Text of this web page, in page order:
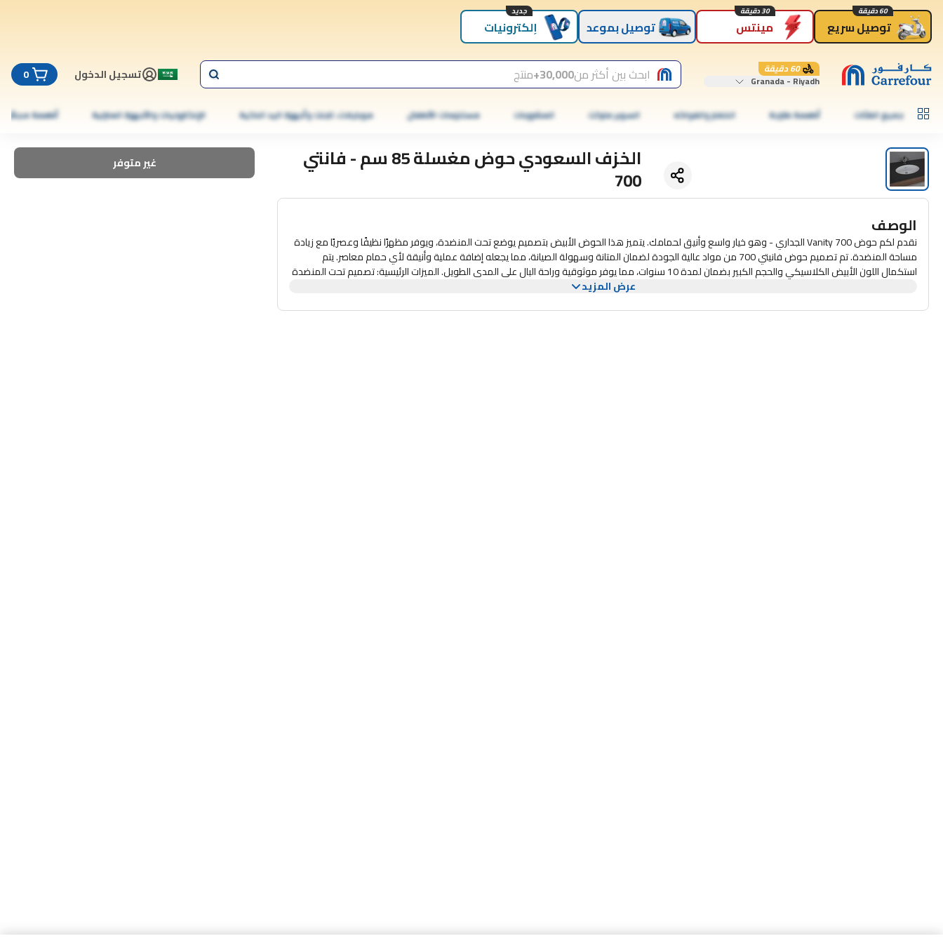
توصيل سريع
60 دقيقة
مينتس
30 دقيقة
توصيل بموعد إلكترونيات
جديد
60 دقيقة
Granada - Riyadh ابحث بين أكثر من30,000+ منتج تسجيل الدخول 0
جميع الفئات أطعمة طازجة الخضار والفواكه السوبر ماركت المشروبات مستلزمات الأطفال موبايلات، تابلت وأجهزة اليد الذكية الإلكترونيات والأجهزة المنزلية أطعمة مجمّدة
الخزف السعودي حوض مغسلة 85 سم - فانتي
700
غير متوفر
الوصف
نقدم لكم حوض Vanity 700 الجداري - وهو خيار واسع وأنيق لحمامك. يتميز هذا الحوض الأبيض بتصميم يوضع تحت المنضدة، ويوفر مظهرًا نظيفًا وعصريًا مع زيادة
مساحة المنضدة. تم تصميم حوض فانيتي 700 من مواد عالية الجودة لضمان المتانة وسهولة الصيانة، مما يجعله إضافة عملية وأنيقة لأي حمام معاصر. يتم
استكمال اللون الأبيض الكلاسيكي والحجم الكبير بضمان لمدة 10 سنوات، مما يوفر موثوقية وراحة البال على المدى الطويل. الميزات الرئيسية: تصميم تحت المنضدة
للحصول على مظهر أنيق وموفر للمساحة حجم كبير لمساحة غسيل واسعة لمسة نهائية بيضاء أنيقة لمظهر خالد ومتعدد الاستخدامات بناء متين لأداء دائم سهلة
العملية. اطلب الآن واستمتع بحوض عصري وأنيق مدعوم بضمان لمدة 10 سنوات!
عرض المزيد